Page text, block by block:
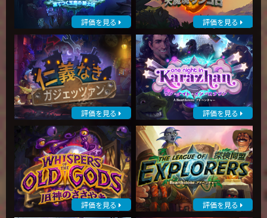
評価を見る 評価を見る
評価を見る 評価を見る
評価を見る 評価を見る